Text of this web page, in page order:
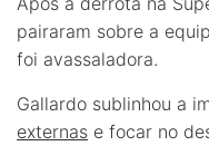
pairaram sobre a
foi avassaladora.
Gallardo sublinhou a
externas e focar no